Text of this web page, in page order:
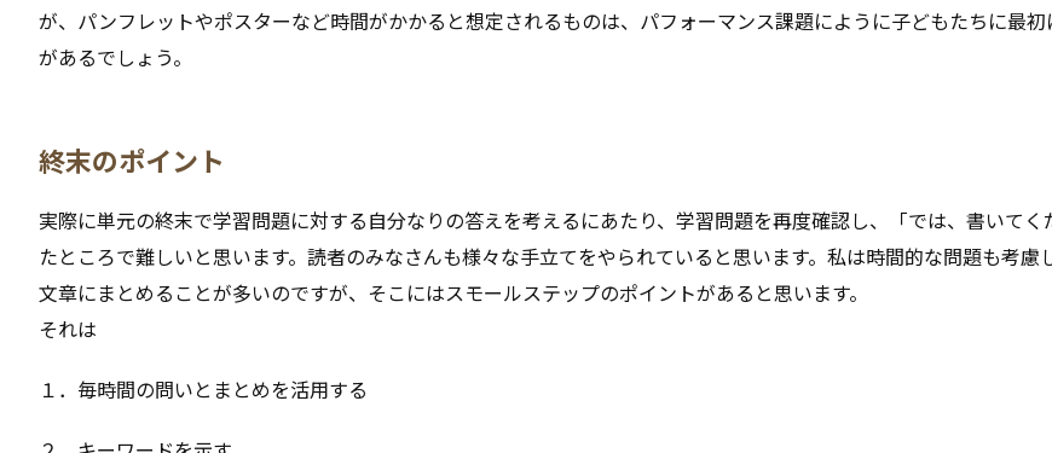
が、パンフレットやポスターなど時間がかかると想定されるものは、パフォーマンス課題にように子どもたちに最
があるでしょう。
終末のポイント
実際に単元の終末で学習問題に対する自分なりの答えを考えるにあたり、学習問題を再度確認し、「では、書いてく
たところで難しいと思います。読者のみなさんも様々な手立てをやられていると思います。私は時間的な問題も考慮
文章にまとめることが多いのですが、そこにはスモールステップのポイントがあると思います。
それは
１．毎時間の問いとまとめを活用する